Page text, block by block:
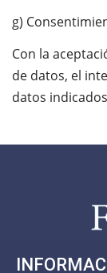
g)
Con la
de datos, el
datos